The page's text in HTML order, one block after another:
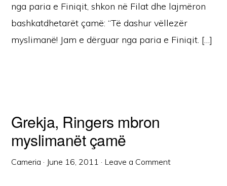
nga paria e Finiqit, shkon në Filat dhe lajmëron
bashkatdhetarët çamë: “Të dashur vëllezër
myslimanë! Jam e dërguar nga paria e Finiqit. […]
Grekja, Ringers mbron
myslimanët çamë
Cameria · June 16, 2011 · Leave a Comment